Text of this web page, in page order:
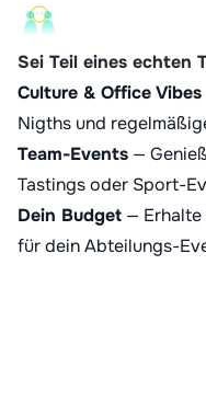
Sei Teil eines echten
Culture & Office Vibes
Nigths und
Team-Events —
Tastings oder Sport-
Dein Budget — Erhalte
für dein Abteilungs-